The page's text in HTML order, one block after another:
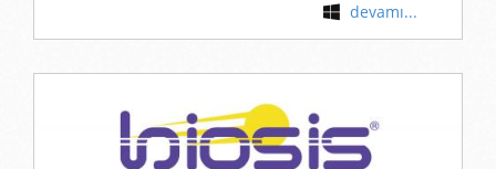
devamı...